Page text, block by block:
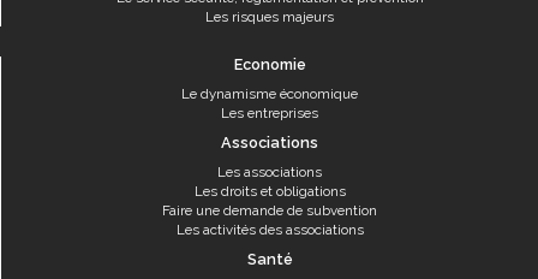
Les risques majeurs
Economie
Le dynamisme économique
Les entreprises
Associations
Les associations
Les droits et obligations
Faire une demande de subvention
Les activités des associations
Santé